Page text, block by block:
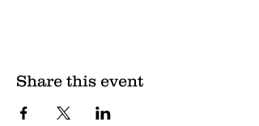
Share this event